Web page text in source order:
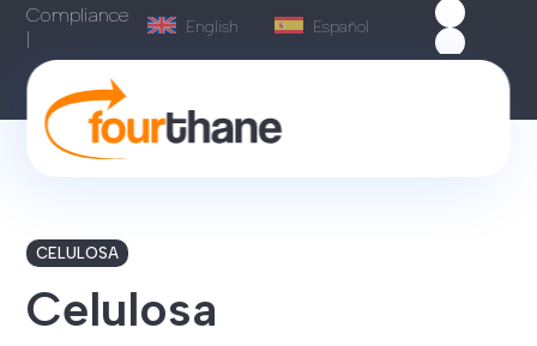
Compliance
|
English Español
CELULOSA
Celulosa